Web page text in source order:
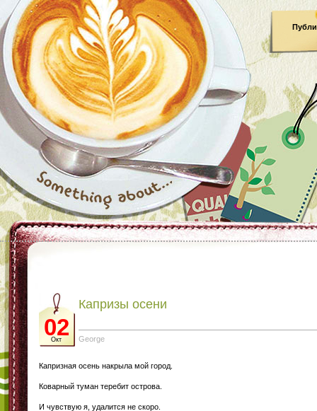
02
Окт
Капризы осени
George
Капризная осень накрыла мой город.
Коварный туман теребит острова.
И чувствую я, удалится не скоро.